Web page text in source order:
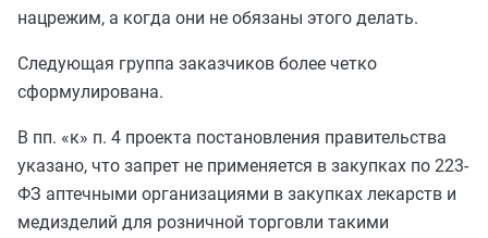
нацрежим, а когда они не обязаны этого делать.
Следующая группа заказчиков более четко
сформулирована.
В пп. «к» п. 4 проекта постановления правительства
указано, что запрет не применяется в закупках по 223-
ФЗ аптечными организациями в закупках лекарств и
медизделий для розничной торговли такими